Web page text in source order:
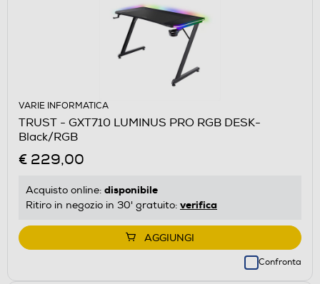
VARIE INFORMATICA
TRUST - GXT710 LUMINUS PRO RGB DESK-
Black/RGB
€ 229,00
Acquisto online: disponibile
Ritiro in negozio in 30' gratuito: verifica
AGGIUNGI
Confronta